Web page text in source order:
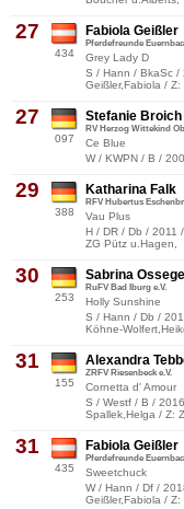
27
434
Fabiola Geißler
Pferdefreunde
Grey Lady D
S / Hann / BkaSc /
Geißler,Fabiola / Z:
27
097
Stefanie Broich
RV Herzog Wittekind
Ce Blue
W / KWPN / B /
29
388
Katharina Falk
RFV Hubertus
Vau Plus
H / DR / Db / 2011
ZG Pütz u.Hagen,
30
253
Sabrina Ossege
RuFV Bad Iburg e.V.
Holly Sunshine
S / Hann / Db /
Köhne-
31
155
Alexandra
ZRFV Riesenbeck e.V.
Cornetta d' Amour
S / Westf / B /
Spallek,Helga / Z:
31
435
Fabiola Geißler
Pferdefreunde
Sweetchuck
W / Hann / Df /
Geißler,Fabiola /